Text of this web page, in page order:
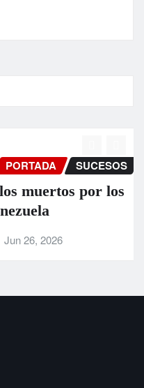
SUCESOS
por los
2026